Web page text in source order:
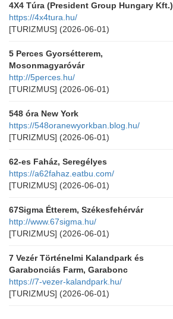
4X4 Túra (President Group Hungary Kft.)
https://4x4tura.hu/
[TURIZMUS] (2026-06-01)
5 Perces Gyorsétterem,
Mosonmagyaróvár
http://5perces.hu/
[TURIZMUS] (2026-06-01)
548 óra New York
https://548oranewyorkban.blog.hu/
[TURIZMUS] (2026-06-01)
62-es Faház, Seregélyes
https://a62fahaz.eatbu.com/
[TURIZMUS] (2026-06-01)
67Sigma Étterem, Székesfehérvár
http://www.67sigma.hu/
[TURIZMUS] (2026-06-01)
7 Vezér Történelmi Kalandpark és
Garabonciás Farm, Garabonc
https://7-vezer-kalandpark.hu/
[TURIZMUS] (2026-06-01)